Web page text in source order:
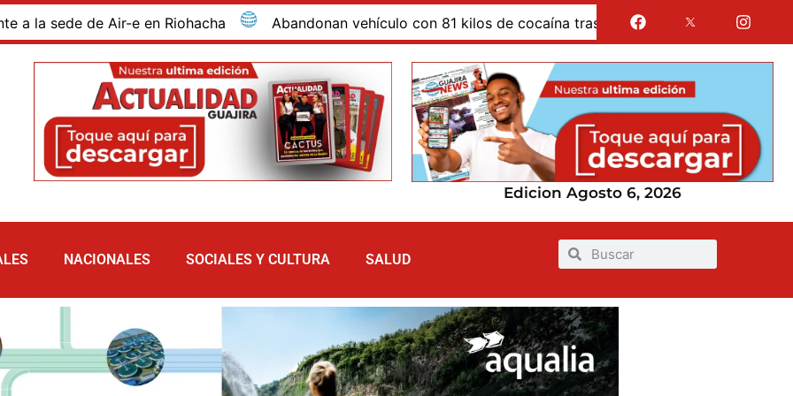
de Air-e en Riohacha Abandonan vehículo con 81 kilos de cocaína tras evadir un retén de la Policía en
Edicion Agosto 6, 2026
NACIONALES SOCIALES Y CULTURA SALUD